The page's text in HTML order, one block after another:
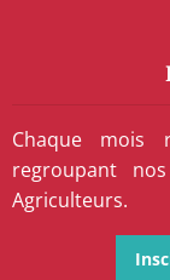
Chaque mois
regroupant
Agriculteurs.